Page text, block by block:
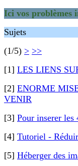
Ici vos problèmes
Sujets
(1/5) > >>
[1] LES LIENS
[2] ENORME
VENIR
[3] Pour inserer les
[4] Tutoriel -
[5] Héberger des